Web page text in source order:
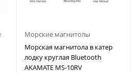
Морские магнитолы
Морская магнитола в катер
лодку круглая Bluetooth
AKAMATE MS-10RV